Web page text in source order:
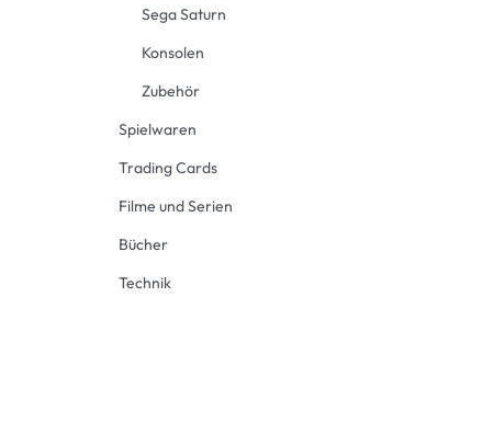
Sega Saturn
Konsolen
Zubehör
Spielwaren
Trading Cards
Filme und Serien
Bücher
Technik